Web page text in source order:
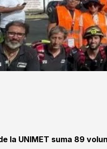
la UNIMET suma 89